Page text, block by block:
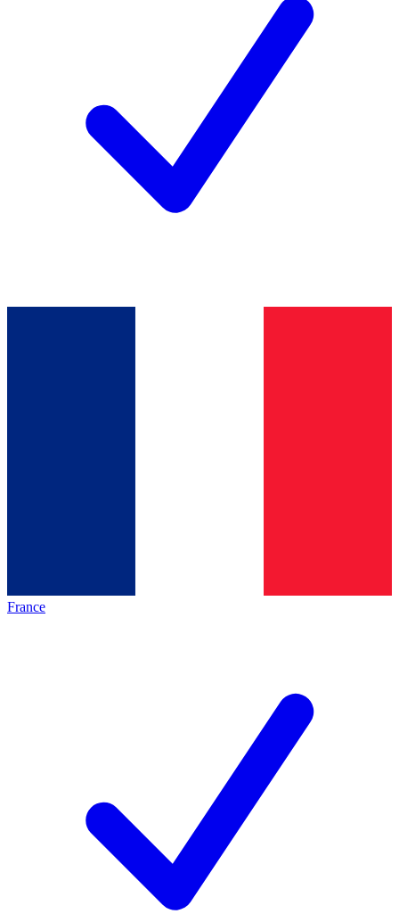
France